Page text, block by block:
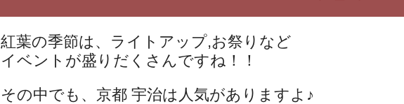
紅葉の季節は、ライトアップ,お祭りなど
イベントが盛りだくさんですね！！
その中でも、京都 宇治は人気がありますよ♪